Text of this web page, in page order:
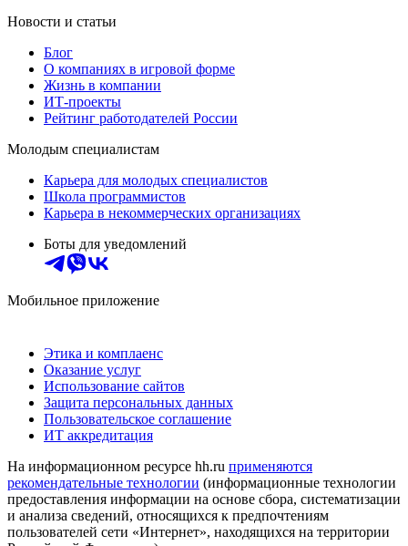
Новости и статьи
Блог
О компаниях в игровой форме
Жизнь в компании
ИТ-проекты
Рейтинг работодателей России
Молодым специалистам
Карьера для молодых специалистов
Школа программистов
Карьера в некоммерческих организациях
Боты для уведомлений
Мобильное приложение
Этика и комплаенс
Оказание услуг
Использование сайтов
Защита персональных данных
Пользовательское соглашение
ИТ аккредитация
На информационном ресурсе hh.ru применяются
рекомендательные технологии (информационные технологии
предоставления информации на основе сбора, систематизации
и анализа сведений, относящихся к предпочтениям
пользователей сети «Интернет», находящихся на территории